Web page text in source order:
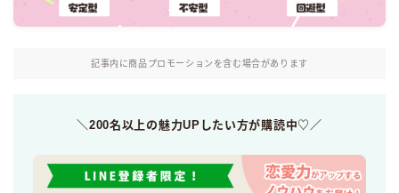
記事内に商品プロモーションを含む場合があります
＼200名以上の魅力UPしたい方が購読中♡／